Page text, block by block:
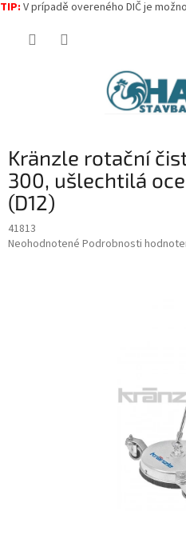
TIP: V prípadě overeného DIČ je
Kränzle rotační
300, ušlechtilá
(D12)
41813
Priemerné
Neohodnotené Podrobnosti